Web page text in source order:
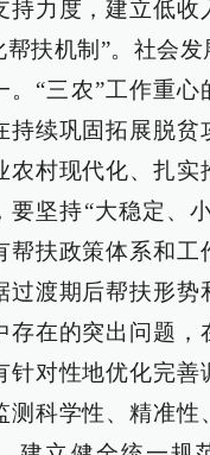
持力度，建立低收
扶机制”。社会发
。“三农”工作重心
持续巩固拓展脱贫
农村现代化、扎实
要坚持“大稳定、
帮扶政策体系和工
过渡期后帮扶形势
存在的突出问题，
针对性地优化完善
测科学性、精准性